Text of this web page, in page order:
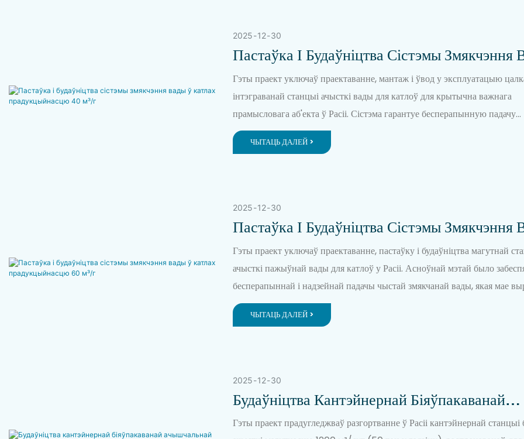
Пастаўка І Будаўніцтва Сістэмы Змякчэння
Катлах Прадукцыйнасцю 40 М³/г
Гэты праект уключаў праектаванне, мантаж і ўвод у эксплуатацыю
інтэграванай станцыі ачысткі вады для катлоў для крытычна важнага
прамысловага аб'екта ў Расіі. Сістэма гарантуе бесперапынную падачу
высокачыстай змякчанай вады, што неабходна для падтрымання
бяспекі стандартных прамысловых катлоў.
2025 12 30
ЧЫТАЦЬ ДАЛЕЙ >
Пастаўка І Будаўніцтва Сістэмы Змякчэння
Катлах Прадукцыйнасцю 60 М³/г
Гэты праект уключаў праектаванне, пастаўку і будаўніцтва магутнай
ачысткі пажыўнай вады для катлоў у Расіі. Асноўнай мэтай было
бесперапыннай і надзейнай падачы чыстай змякчанай вады, якая мае
значэнне для абароны сістэм катлоў высокага ціску ад накіпу і карозіі,
забяспечваючы бяспеку эксплуатацыі і максымізуючы
2025 12 30
ЧЫТАЦЬ ДАЛЕЙ >
Будаўніцтва Кантэйнернай Біяўпакаванай
Ачышчальнай Станцыі Магутнасцю 50 Тон
Гэты праект прадугледжваў разгортванне ў Расіі кантэйнернай станцыі
2025 12 30